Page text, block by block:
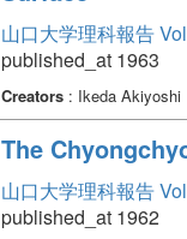
山口大学理科報告
published_at 1963
Creators: Ikeda Akiyoshi
The
山口大学理科報告
published_at 1962